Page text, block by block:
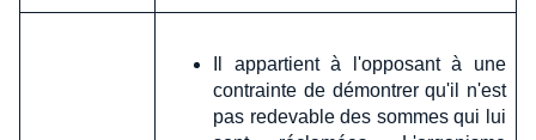
Il appartient à l'opposant à une
contrainte de démontrer qu'il n'est
pas redevable des sommes qui lui